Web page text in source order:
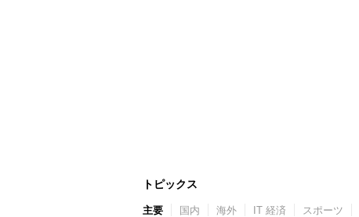
トピックス
主要 国内 海外 IT 経済 スポーツ